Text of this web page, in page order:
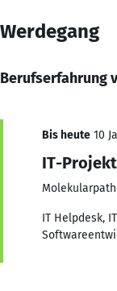
Werdegang
Berufserfahrung
Bis heute 10
IT-
IT Helpdesk,